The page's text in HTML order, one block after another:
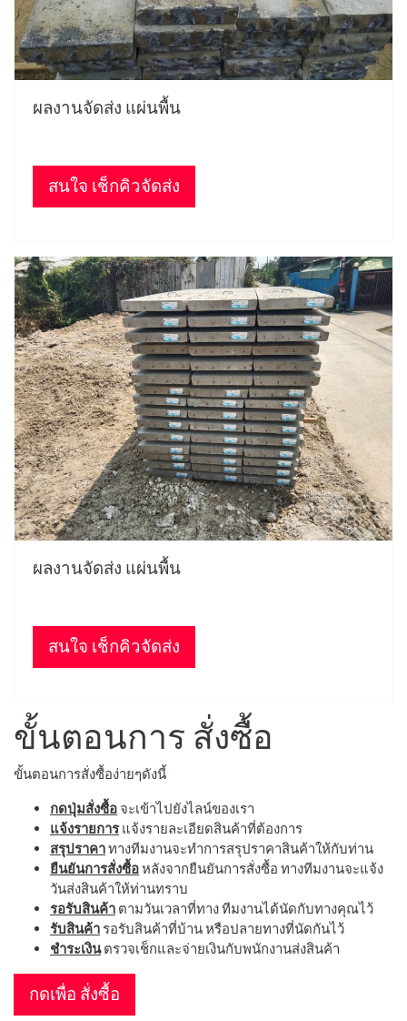
ผลงานจัดส่ง แผ่นพื้น
สนใจ เช็กคิวจัดส่ง
ผลงานจัดส่ง แผ่นพื้น
สนใจ เช็กคิวจัดส่ง
ขั้นตอนการ สั่งซื้อ
ขั้นตอนการสั่งซื้อง่ายๆดังนี้
กดปุ่มสั่งซื้อ จะเข้าไปยังไลน์ของเรา
แจ้งรายการแจ้งรายละเอียดสินค้าที่ต้องการ
สรุปราคาทางทีมงานจะทำการสรุปราคาสินค้าให้กับท่าน
ยืนยันการสั่งซื้อหลังจากยืนยันการสั่งซื้อ ทางทีมงานจะแจ้ง
วันส่งสินค้าให้ท่านทราบ
รอรับสินค้า ตามวันเวลาที่ทาง ทีมงานได้นัดกับทางคุณไว้
รับสินค้า รอรับสินค้าที่บ้าน หรือปลายทางที่นัดกันไว้
ชำระเงินตรวจเช็กและจ่ายเงินกับพนักงานส่งสินค้า
กดเพื่อ สั่งซื้อ